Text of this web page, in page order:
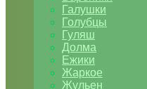
Галушки
Голубцы
Гуляш
Долма
Ежики
Жаркое
Жульен